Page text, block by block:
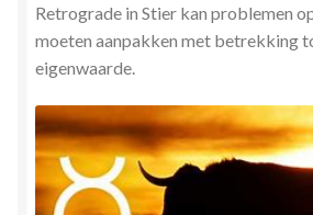
Retrograde in Stier kan problemen
moeten aanpakken met betrekking
eigenwaarde.